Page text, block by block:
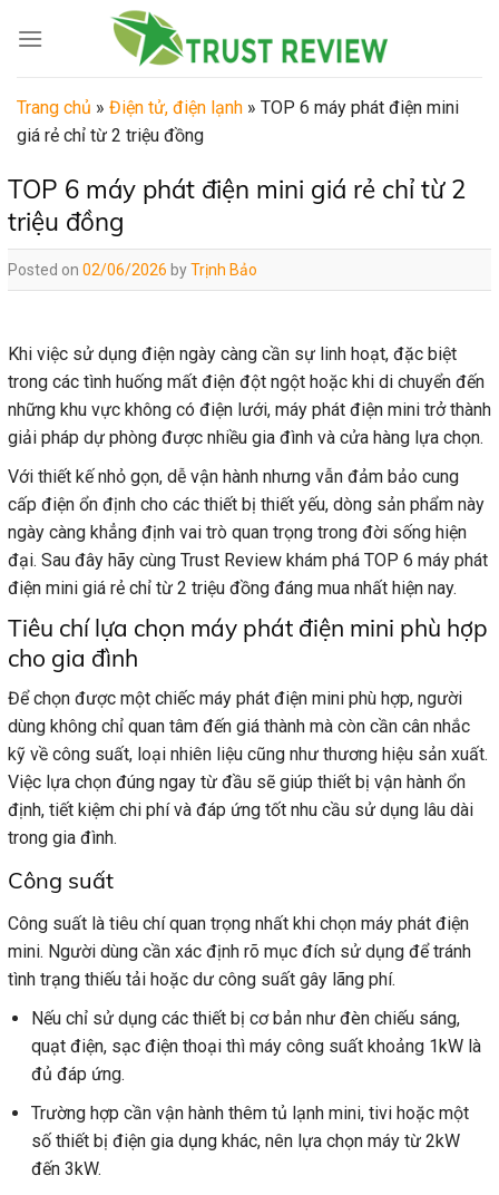
Trang chủ » Điện tử, điện lạnh » TOP 6 máy phát điện mini
giá rẻ chỉ từ 2 triệu đồng
TOP 6 máy phát điện mini giá rẻ chỉ từ 2
triệu đồng
Posted on 02/06/2026 byTrịnh Bảo
Khi việc sử dụng điện ngày càng cần sự linh hoạt, đặc biệt
trong các tình huống mất điện đột ngột hoặc khi di chuyển đến
những khu vực không có điện lưới, máy phát điện mini trở thành
giải pháp dự phòng được nhiều gia đình và cửa hàng lựa chọn.
Với thiết kế nhỏ gọn, dễ vận hành nhưng vẫn đảm bảo cung
cấp điện ổn định cho các thiết bị thiết yếu, dòng sản phẩm này
ngày càng khẳng định vai trò quan trọng trong đời sống hiện
đại. Sau đây hãy cùng Trust Review khám phá TOP 6 máy phát
điện mini giá rẻ chỉ từ 2 triệu đồng đáng mua nhất hiện nay.
Tiêu chí lựa chọn máy phát điện mini phù hợp
cho gia đình
Để chọn được một chiếc máy phát điện mini phù hợp, người
dùng không chỉ quan tâm đến giá thành mà còn cần cân nhắc
kỹ về công suất, loại nhiên liệu cũng như thương hiệu sản xuất.
Việc lựa chọn đúng ngay từ đầu sẽ giúp thiết bị vận hành ổn
định, tiết kiệm chi phí và đáp ứng tốt nhu cầu sử dụng lâu dài
trong gia đình.
Công suất
Công suất là tiêu chí quan trọng nhất khi chọn máy phát điện
mini. Người dùng cần xác định rõ mục đích sử dụng để tránh
tình trạng thiếu tải hoặc dư công suất gây lãng phí.
Nếu chỉ sử dụng các thiết bị cơ bản như đèn chiếu sáng,
quạt điện, sạc điện thoại thì máy công suất khoảng 1kW là
đủ đáp ứng.
Trường hợp cần vận hành thêm tủ lạnh mini, tivi hoặc một
số thiết bị điện gia dụng khác, nên lựa chọn máy từ 2kW
đến 3kW.